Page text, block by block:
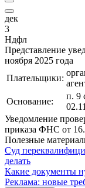
дек
3
Ндфл
Представление
ноября 2025 года
Плательщики:
Основание:
п. 9
Уведомление
приказа ФНС от
Полезные
Суд
делать
Какие документы
Реклама: новые